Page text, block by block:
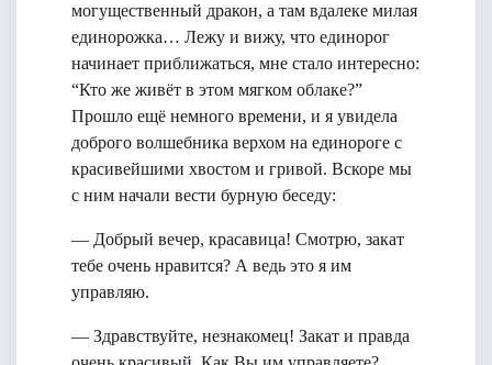
могущественный дракон, а там вдалеке милая
единорожка… Лежу и вижу, что единорог
начинает приближаться, мне стало интересно:
“Кто же живёт в этом мягком облаке?”
Прошло ещё немного времени, и я увидела
доброго волшебника верхом на единороге с
красивейшими хвостом и гривой. Вскоре мы
с ним начали вести бурную беседу:
— Добрый вечер, красавица! Смотрю, закат
тебе очень нравится? А ведь это я им
управляю.
— Здравствуйте, незнакомец! Закат и правда